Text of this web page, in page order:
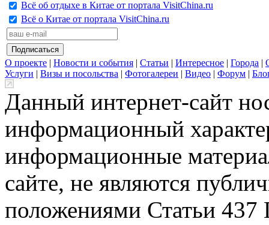
Всё об отдыхе в Китае от портала VisitChina.ru
Всё о Китае от портала VisitChina.ru
О проекте | Новости и события | Статьи | Интересное | Города |
Услуги | Визы и посольства | Фотогалереи | Видео | Форум |
Данный интернет-сайт
информационный
информационные
сайте, не являются
положениями Статьи 437